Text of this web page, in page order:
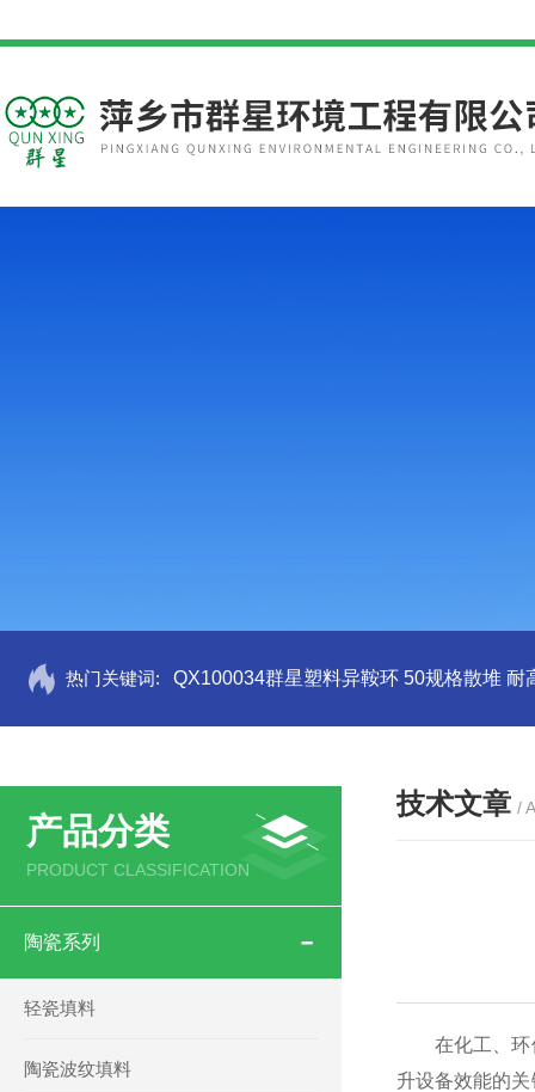
热门关键词: QX100034群星塑料异鞍环 50规格散堆 耐
产品分类
PRODUCT CLASSIFICATION
陶瓷系列
轻瓷填料
陶瓷波纹填料
技术文章 /
在化工、环
升设备效能的